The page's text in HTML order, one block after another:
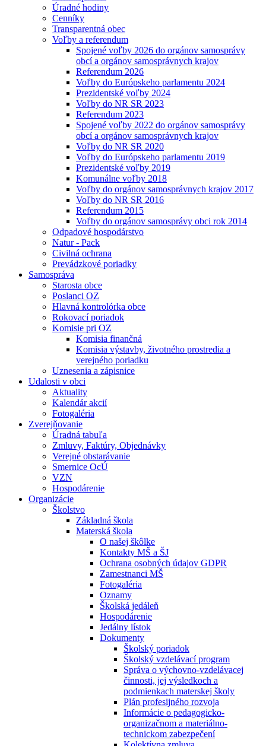
Úradné hodiny
Cenníky
Transparentná obec
Voľby a referendum
Spojené voľby 2026 do orgánov samosprávy
obcí a orgánov samosprávnych krajov
Referendum 2026
Voľby do Európskeho parlamentu 2024
Prezidentské voľby 2024
Voľby do NR SR 2023
Referendum 2023
Spojené voľby 2022 do orgánov samosprávy
obcí a orgánov samosprávnych krajov
Voľby do NR SR 2020
Voľby do Európskeho parlamentu 2019
Prezidentské voľby 2019
Komunálne voľby 2018
Voľby do orgánov samosprávnych krajov 2017
Voľby do NR SR 2016
Referendum 2015
Voľby do orgánov samosprávy obci rok 2014
Odpadové hospodárstvo
Natur - Pack
Civilná ochrana
Prevádzkové poriadky
Samospráva
Starosta obce
Poslanci OZ
Hlavná kontrolórka obce
Rokovací poriadok
Komisie pri OZ
Komisia finančná
Komisia výstavby, životného prostredia a
verejného poriadku
Uznesenia a zápisnice
Udalosti v obci
Aktuality
Kalendár akcií
Fotogaléria
Zverejňovanie
Úradná tabuľa
Zmluvy, Faktúry, Objednávky
Verejné obstarávanie
Smernice OcÚ
VZN
Hospodárenie
Organizácie
Školstvo
Základná škola
Materská škola
O našej škôlke
Kontakty MŠ a ŠJ
Ochrana osobných údajov GDPR
Zamestnanci MŠ
Fotogaléria
Oznamy
Školská jedáleň
Hospodárenie
Jedálny lístok
Dokumenty
Školský poriadok
Školský vzdelávací program
Správa o výchovno-vzdelávacej
činnosti, jej výsledkoch a
podmienkach materskej školy
Plán profesijného rozvoja
Informácie o pedagogicko-
organizačnom a materiálno-
technickom zabezpečení